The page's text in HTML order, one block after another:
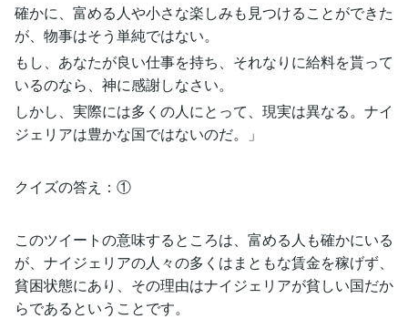
確かに、富める人や小さな楽しみも見つけることができた
が、物事はそう単純ではない。
もし、あなたが良い仕事を持ち、それなりに給料を貰って
いるのなら、神に感謝しなさい。
しかし、実際には多くの人にとって、現実は異なる。ナイ
ジェリアは豊かな国ではないのだ。」
クイズの答え：①
このツイートの意味するところは、富める人も確かにいる
が、ナイジェリアの人々の多くはまともな賃金を稼げず、
貧困状態にあり、その理由はナイジェリアが貧しい国だか
らであるということです。